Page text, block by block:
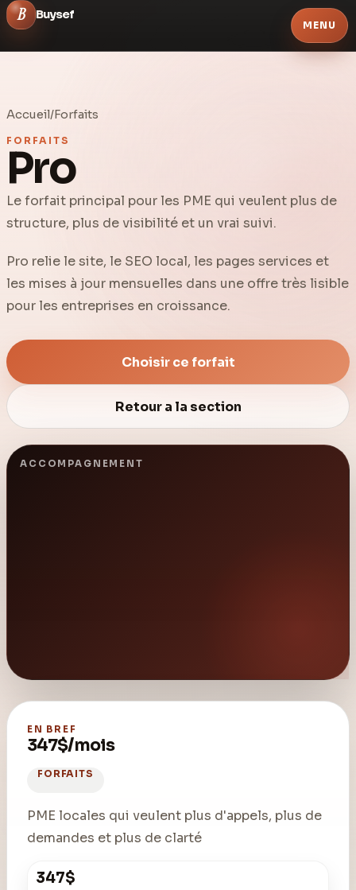
B Buysef
MENU
Solutions
Ressources
A propos
Accueil/Forfaits
FORFAITS
Pro
Le forfait principal pour les PME qui veulent plus de
structure, plus de visibilité et un vrai suivi.
Pro relie le site, le SEO local, les pages services et
les mises à jour mensuelles dans une offre très lisible
pour les entreprises en croissance.
Choisir ce forfait
Retour a la section
ACCOMPAGNEMENT
EN BREF
347$/mois
FORFAITS
PME locales qui veulent plus d'appels, plus de
demandes et plus de clarté
347$